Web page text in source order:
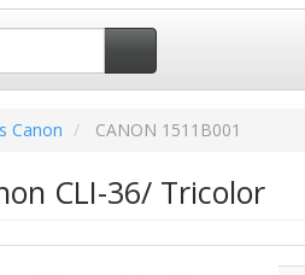
Canon CANON 1511B001
CLI-36/ Tricolor